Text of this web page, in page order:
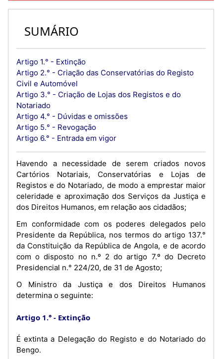
SUMÁRIO
Artigo 1.° - Extinção
Artigo 2.° - Criação das Conservatórias do Registo
Civil e Automóvel
Artigo 3.° - Criação de Lojas dos Registos e do
Notariado
Artigo 4.° - Dúvidas e omissões
Artigo 5.° - Revogação
Artigo 6.° - Entrada em vigor
Havendo a necessidade de serem criados novos
Cartórios Notariais, Conservatórias e Lojas de
Registos e do Notariado, de modo a emprestar maior
celeridade e aproximação dos Serviços da Justiça e
dos Direitos Humanos, em relação aos cidadãos;
Em conformidade com os poderes delegados pelo
Presidente da República, nos termos do artigo 137.°
da Constituição da República de Angola, e de acordo
com o disposto no n.º 2 do artigo 7.º do Decreto
Presidencial n.° 224/20, de 31 de Agosto;
O Ministro da Justiça e dos Direitos Humanos
determina o seguinte:
Artigo 1.° Extinção
É extinta a Delegação do Registo e do Notariado do
Bengo.